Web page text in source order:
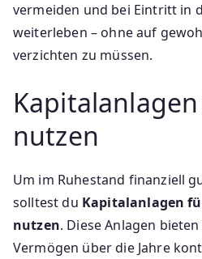
vermeiden und bei Eintritt in
weiterleben – ohne auf
verzichten zu müssen.
nutzen
Um im Ruhestand finanziell
solltest du Kapitalanlagen
nutzen. Diese Anlagen
Vermögen über die Jahre